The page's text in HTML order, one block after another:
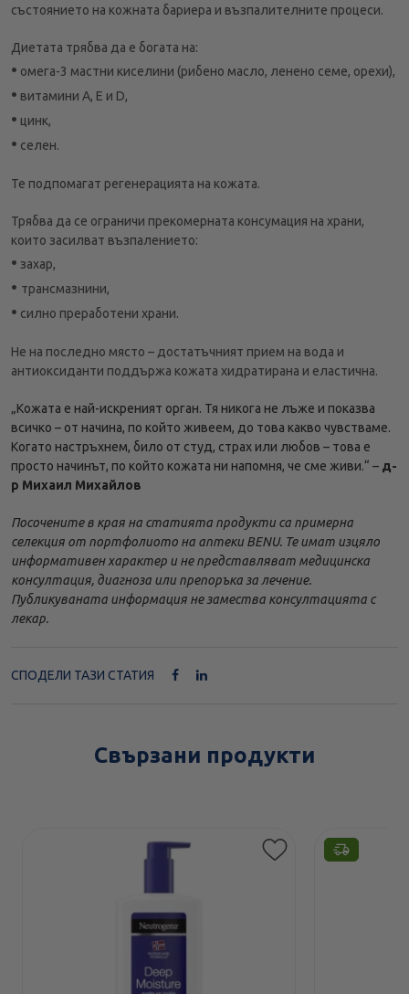
състоянието на кожната бариера и възпалителните процеси.
Диетата трябва да е богата на:
• омега-3 мастни киселини (рибено масло, ленено семе, орехи),
• витамини А, Е и D,
• цинк,
• селен.
Те подпомагат регенерацията на кожата.
Трябва да се ограничи прекомерната консумация на храни,
които засилват възпалението:
• захар,
• трансмазнини,
• силно преработени храни.
Не на последно място – достатъчният прием на вода и
антиоксиданти поддържа кожата хидратирана и еластична.
„Кожата е най-искреният орган. Тя никога не лъже и показва
всичко – от начина, по който живеем, до това какво чувстваме.
Когато настръхнем, било от студ, страх или любов – това е
просто начинът, по който кожата ни напомня, че сме живи.“ – д-
р Михаил Михайлов
Посочените в края на статията продукти са примерна
селекция от портфолиото на аптеки BENU. Те имат изцяло
информативен характер и не представляват медицинска
консултация, диагноза или препоръка за лечение.
Публикуваната информация не замества консултацията с
лекар.
СПОДЕЛИ ТАЗИ СТАТИЯ
Свързани продукти
Етикети